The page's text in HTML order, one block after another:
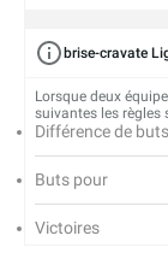
brise-cravate
Lorsque deux
suivantes les règles
Différence de buts
Buts pour
Victoires